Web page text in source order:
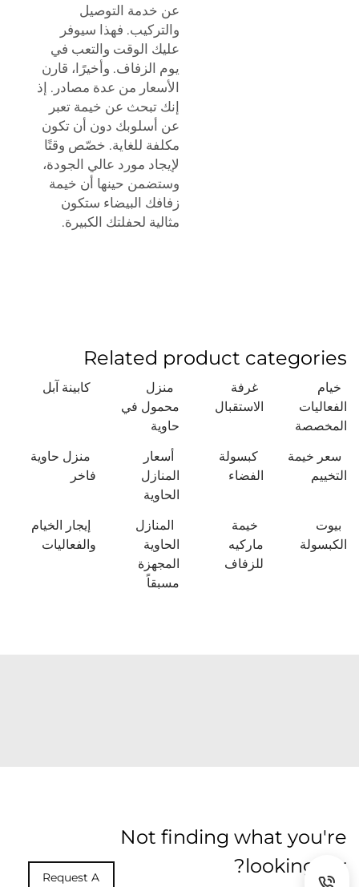
عن خدمة التوصيل
والتركيب. فهذا سيوفر
عليك الوقت والتعب في
يوم الزفاف. وأخيرًا، قارن
الأسعار من عدة مصادر. إذ
إنك تبحث عن خيمة تعبر
عن أسلوبك دون أن تكون
مكلفة للغاية. خصّص وقتًا
لإيجاد مورد عالي الجودة،
وستضمن حينها أن خيمة
زفافك البيضاء ستكون
مثالية لحفلتك الكبيرة.
Related product categories
خيام
الفعاليات
المخصصة
غرفة
الاستقبال
منزل
محمول في
حاوية
كابينة آبل
سعر خيمة
التخييم
كبسولة
الفضاء
أسعار
المنازل
الحاوية
منزل حاوية
فاخر
بيوت
الكبسولة
خيمة
ماركيه
للزفاف
المنازل
الحاوية
المجهزة
مسبقاً
إيجار الخيام
والفعاليات
Not finding what you're
looking for?
Request A